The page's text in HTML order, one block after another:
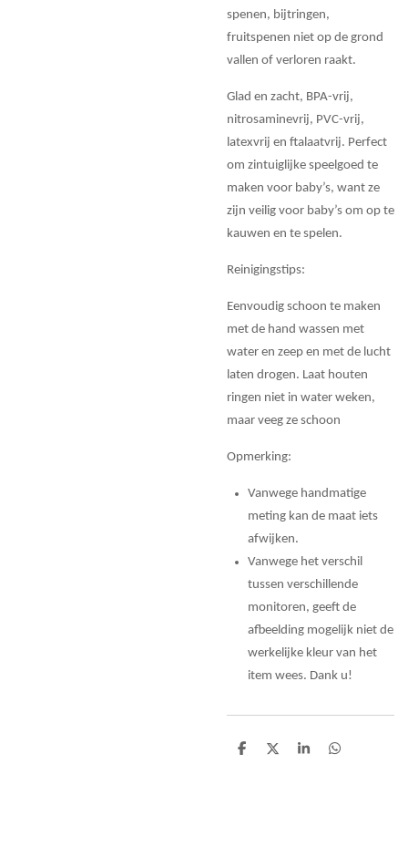
spenen, bijtringen,
fruitspenen niet op de grond
vallen of verloren raakt.
Glad en zacht, BPA-vrij,
nitrosaminevrij, PVC-vrij,
latexvrij en ftalaatvrij. Perfect
om zintuiglijke speelgoed te
maken voor baby’s, want ze
zijn veilig voor baby’s om op te
kauwen en te spelen.
Reinigingstips:
Eenvoudig schoon te maken
met de hand wassen met
water en zeep en met de lucht
laten drogen. Laat houten
ringen niet in water weken,
maar veeg ze schoon
Opmerking:
Vanwege handmatige
meting kan de maat iets
afwijken.
Vanwege het verschil
tussen verschillende
monitoren, geeft de
afbeelding mogelijk niet de
werkelijke kleur van het
item wees. Dank u!
D
D
S
D